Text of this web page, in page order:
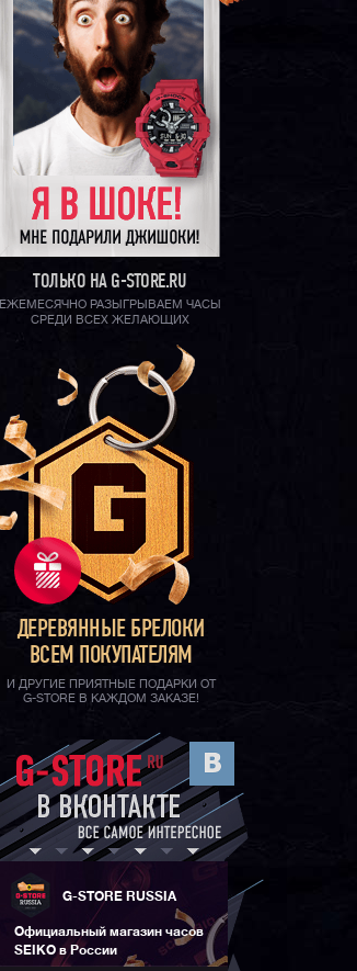
ТОЛЬКО НА G-STORE.RU
ЕЖЕМЕСЯЧНО РАЗЫГРЫВАЕМ ЧАСЫ
СРЕДИ ВСЕХ ЖЕЛАЮЩИХ
ДЕРЕВЯННЫЕ БРЕЛОКИ
ВСЕМ ПОКУПАТЕЛЯМ
И ДРУГИЕ ПРИЯТНЫЕ ПОДАРКИ ОТ
G-STORE В КАЖДОМ ЗАКАЗЕ!
G-STORE RUSSIA
Официальный магазин часов
SEIKO в России